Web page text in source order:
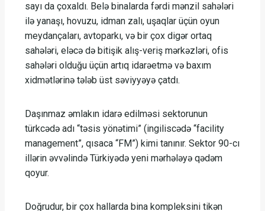
sayı da çoxaldı. Belə binalarda fərdi mənzil sahələri
ilə yanaşı, hovuzu, idman zalı, uşaqlar üçün oyun
meydançaları, avtoparkı, və bir çox digər ortaq
sahələri, eləcə də bitişik alış-veriş mərkəzləri, ofis
sahələri olduğu üçün artıq idarəetmə və baxım
xidmətlərinə tələb üst səviyyəyə çatdı.
Daşınmaz əmlakın idarə edilməsi sektorunun
türkcədə adı “təsis yönətimi” (ingiliscədə “facility
management”, qısaca “FM”) kimi tanınır. Sektor 90-cı
illərin əvvəlində Türkiyədə yeni mərhələyə qədəm
qoyur.
Doğrudur, bir çox hallarda bina kompleksini tikən